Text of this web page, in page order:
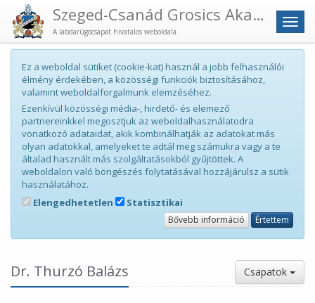
Menü
Szeged-Csanád Grosics Akadémia
A labdarúgócsapat hivatalos weboldala.
Ez a weboldal sütiket (cookie-kat) használ a jobb felhasználói
élmény érdekében, a közösségi funkciók biztosításához,
valamint weboldalforgalmunk elemzéséhez.
Ezenkívül közösségi média-, hirdető- és elemező
partnereinkkel megosztjuk az weboldalhasználatodra
vonatkozó adataidat, akik kombinálhatják az adatokat más
olyan adatokkal, amelyeket te adtál meg számukra vagy a te
általad használt más szolgáltatásokból gyűjtöttek. A
weboldalon való böngészés folytatásával hozzájárulsz a sütik
használatához.
Elengedhetetlen
Statisztikai
Bővebb információ Értettem
Dr. Thurzó Balázs Csapatok